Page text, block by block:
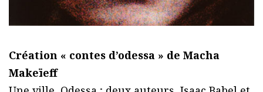
Création « contes d’odessa » de Macha
Makeïeff